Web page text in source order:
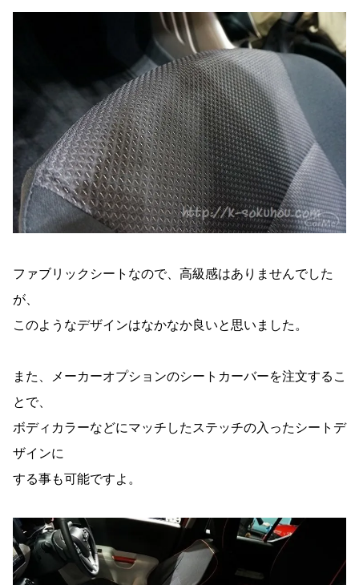
ファブリックシートなので、高級感はありませんでした
が、
このようなデザインはなかなか良いと思いました。
また、メーカーオプションのシートカーバーを注文するこ
とで、
ボディカラーなどにマッチしたステッチの入ったシートデ
ザインに
する事も可能ですよ。